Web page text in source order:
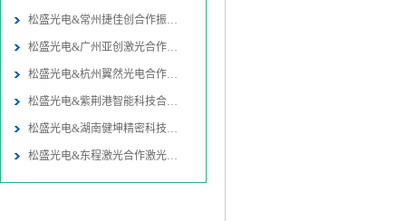
松盛光电&常州捷佳创合作振镜同
松盛光电&广州亚创激光合作激光
松盛光电&杭州翼然光电合作激光
松盛光电&紫荆港智能科技合作激
松盛光电&湖南健坤精密科技合作
松盛光电&东程激光合作激光切割